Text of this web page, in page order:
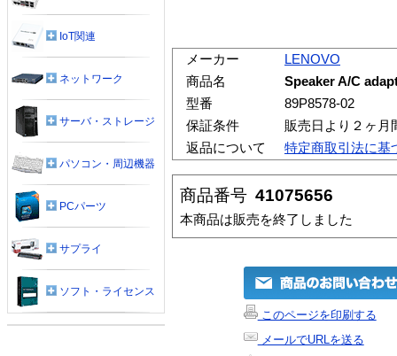
メーカー
LENOVO
商品名
Speaker A/C
型番
89P8578-02
保証条件
販売日より２ヶ月
返品について
特定商取引法に基
商品番号 41075656
本商品は販売を終了しました
このページを印刷する
メールでURLを送る
IoT関連
ネットワーク
サーバ・ストレージ
パソコン・周辺機器
PCパーツ
サプライ
ソフト・ライセンス